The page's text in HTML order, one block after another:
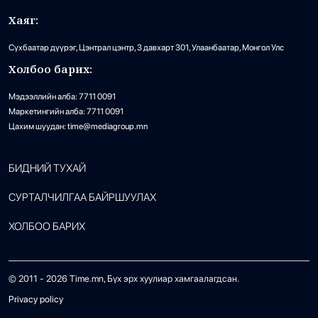
Хаяг:
Сүхбаатар дүүрэг, Цэнтрал цэнтр, 3 давхарт 301, Улаанбаатар, Монгол Улс
Холбоо барих:
Мэдээллийн алба: 7711 0091
Маркетингийн алба: 7711 0091
Цахим шуудан: time@mediagroup.mn
БИДНИЙ ТУХАЙ
СУРТАЛЧИЛГАА БАЙРШУУЛАХ
ХОЛБОО БАРИХ
© 2011 - 2026 Time.mn, Бүх эрх хуулиар хамгаалагдсан.
Privacy policy